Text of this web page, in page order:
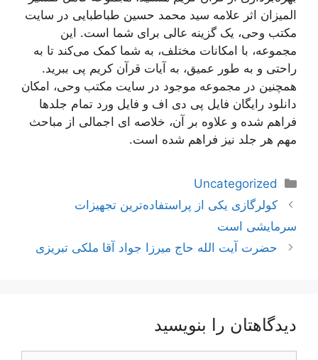
المیزان اثر علامه سید محمد حسین طباطبایی در سایت
مکتب وحی، یک گزینه عالی برای شما است. این
مجموعه، با امکانات مختلف، به شما کمک می‌کند تا به
راحتی و به طور عمیق، به آیات قرآن کریم پی ببرید.
همچنین در مجموعه موجود در سایت مکتب وحی، امکان
دانلود رایگان فایل پی دی اف و فایل ورد تمام جلدها
فراهم شده و علاوه بر آن، خلاصه ای اجمالی از مباحث
مهم هر جلد نیز فراهم شده است.
دسته‌ها
Uncategorized
ناوبری
نوشته‌ها
کولرگازی یکی از پراستفاده‌ترین تجهیزات
سرمایشی است
حضرت آیت الله حاج میرزا جواد آقا ملکی تبریزی
دیدگاهتان را بنویسید